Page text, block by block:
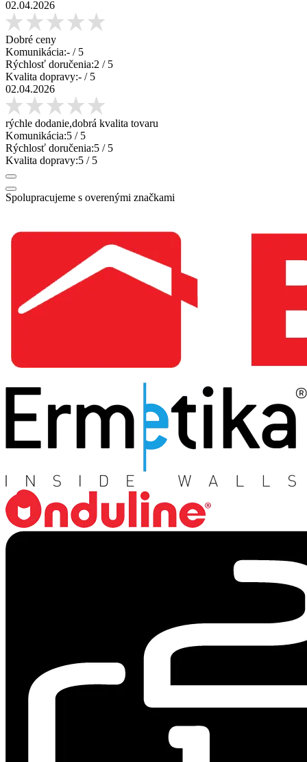
02.04.2026
Dobré ceny
Komunikácia:- / 5
Rýchlosť doručenia:2 / 5
Kvalita dopravy:- / 5
02.04.2026
rýchle dodanie,dobrá kvalita tovaru
Komunikácia:5 / 5
Rýchlosť doručenia:5 / 5
Kvalita dopravy:5 / 5
Spolupracujeme s overenými značkami